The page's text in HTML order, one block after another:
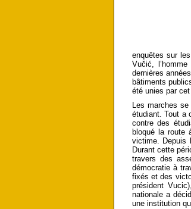
enquêtes sur
Vučić,
dernières
bâtiments
été unies par
Les marches
étudiant. Tout a
contre des
bloqué la route
victime. Depuis
Durant cette
travers des
démocratie à
fixés et des
président
nationale a
une institution